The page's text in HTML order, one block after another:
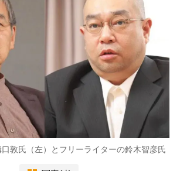
敦氏（左）とフリーライターの鈴木智彦氏